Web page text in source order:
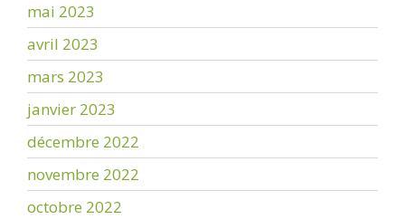
mai 2023
avril 2023
mars 2023
janvier 2023
décembre 2022
novembre 2022
octobre 2022